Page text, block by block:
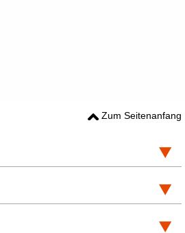
Zum Seitenanfang